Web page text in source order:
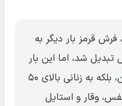
قرمز بار دیگر به
شد، اما این بار
توجه اصلی نه به ستاره‌های جوان، بلکه به زنانی بالای ۵۰
وقار و استایل